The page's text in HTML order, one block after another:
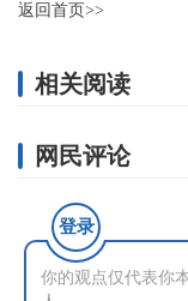
返回首页>>
相关阅读
网民评论
登录